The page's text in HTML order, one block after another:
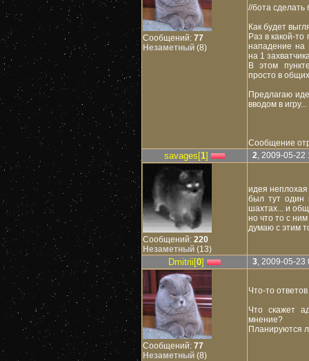
Сообщений: 77
Незаметный (8)
//бота сделать
Как будет
Раз в какой-
нападение на
на 1
В этом
просто в
Предлагаю
вводом в игру...
Сообщение
savages[1] 2, 2009-05-22
Сообщений: 220
Незаметный (13)
идея неплохая
был тут один
шахтах... и
но что то с
думаю с этим
Dmitrii[0] 3, 2009-05-23
Сообщений: 77
Незаметный (8)
Что-то
Что скажет
мнение?
Планируются